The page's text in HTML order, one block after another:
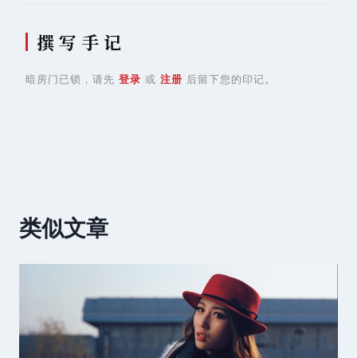
撰 写 手 记
暗房门已锁，请先 登录 或 注册 后留下您的印记。
类似文章